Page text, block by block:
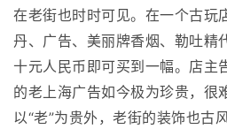
在老街也时时可见。在一个古玩
丹、广告、美丽牌香烟、勒吐精
十元人民币即可买到一幅。店主
的老上海广告如今极为珍贵，很
以“老”为贵外，老街的装饰也古